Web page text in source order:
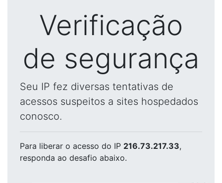
Verificação
de segurança
Seu IP fez diversas tentativas de
acessos suspeitos a sites hospedados
conosco.
Para liberar o acesso do IP 216.73.217.33,
responda ao desafio abaixo.